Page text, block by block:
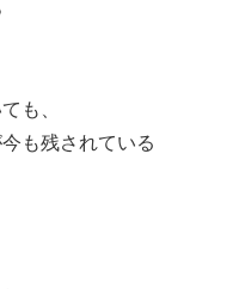
も、
も残されている